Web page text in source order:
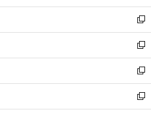
開
く
ウ
で
開
く
ン
ド
ウ
で
開
く
ウ
ィ
ン
ド
ウ
で
開
く
新
し
い
ウ
ィ
ン
ド
ウ
新
し
い
ウ
ィ
ン
新
し
い
ウ
新